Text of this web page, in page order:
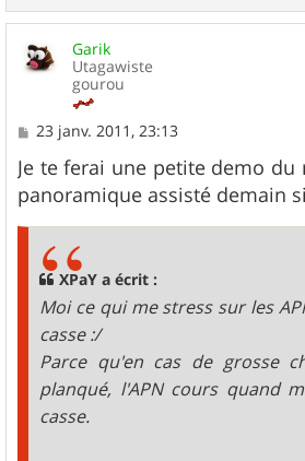
Garik
Utagawiste
gourou
M
s
s
a
23 janv. 2011, 23:13
Je te ferai une petite demo
panoramique assisté demain
XPaY a écrit :
Moi ce qui me stress sur les
casse :/
Parce qu'en cas de grosse
planqué, l'APN cours quand
casse.